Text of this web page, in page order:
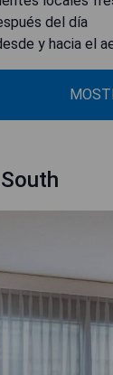
del día
y hacia el